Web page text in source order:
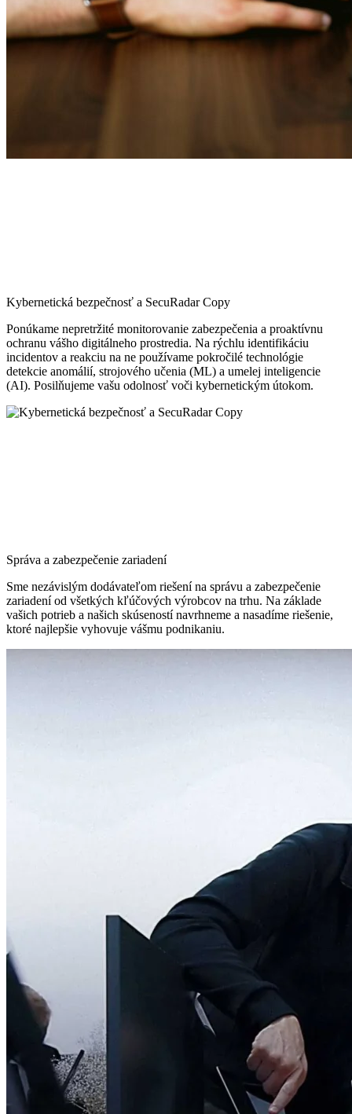
Kybernetická bezpečnosť a SecuRadar Copy
Ponúkame nepretržité monitorovanie zabezpečenia a proaktívnu
ochranu vášho digitálneho prostredia. Na rýchlu identifikáciu
incidentov a reakciu na ne používame pokročilé technológie
detekcie anomálií, strojového učenia (ML) a umelej inteligencie
(AI). Posilňujeme vašu odolnosť voči kybernetickým útokom.
Správa a zabezpečenie zariadení
Sme nezávislým dodávateľom riešení na správu a zabezpečenie
zariadení od všetkých kľúčových výrobcov na trhu. Na základe
vašich potrieb a našich skúseností navrhneme a nasadíme riešenie,
ktoré najlepšie vyhovuje vášmu podnikaniu.